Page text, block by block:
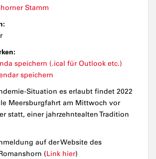
Stamm
speichern (.ical für Outlook etc.)
speichern
Situation es erlaubt findet 2022
Meersburgfahrt am Mittwoch vor
statt, einer jahrzehntealten Tradition
auf der Website des
(Link hier)